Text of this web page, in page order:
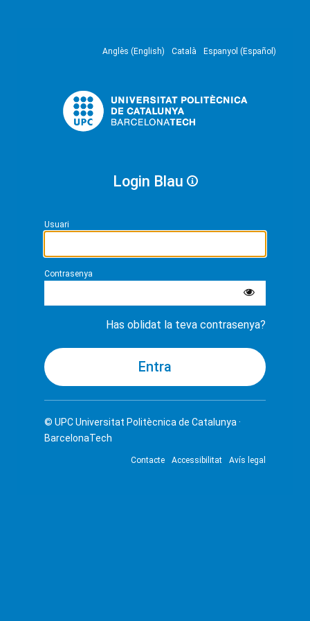
Anglès (English) Català Espanyol (Español)
Login Blau
Usuari
Contrasenya
Has oblidat la teva contrasenya?
© UPCUniversitat Politècnica de Catalunya ·
BarcelonaTech
Contacte Accessibilitat Avís legal